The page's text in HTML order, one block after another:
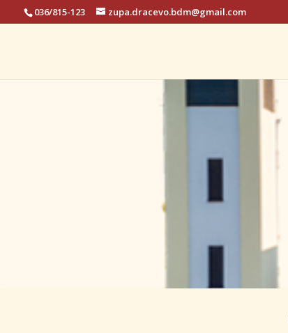
036/815-123 zupa.dracevo.bdm@gmail.com